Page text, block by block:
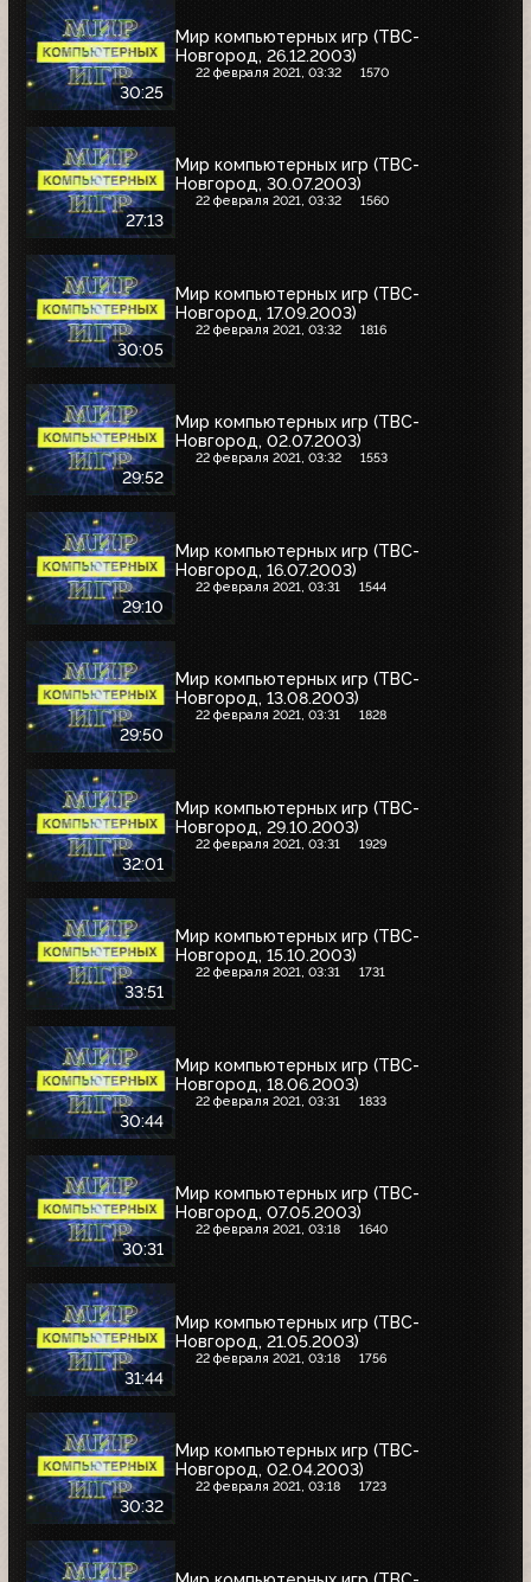
30:25
Мир компьютерных игр (ТВС-
Новгород, 26.12.2003)
22 февраля 2021, 03:32 1570
27:13
Мир компьютерных игр (ТВС-
Новгород, 30.07.2003)
22 февраля 2021, 03:32 1560
30:05
Мир компьютерных игр (ТВС-
Новгород, 17.09.2003)
22 февраля 2021, 03:32 1816
29:52
Мир компьютерных игр (ТВС-
Новгород, 02.07.2003)
22 февраля 2021, 03:32 1553
29:10
Мир компьютерных игр (ТВС-
Новгород, 16.07.2003)
22 февраля 2021, 03:31 1544
29:50
Мир компьютерных игр (ТВС-
Новгород, 13.08.2003)
22 февраля 2021, 03:31 1828
32:01
Мир компьютерных игр (ТВС-
Новгород, 29.10.2003)
22 февраля 2021, 03:31 1929
33:51
Мир компьютерных игр (ТВС-
Новгород, 15.10.2003)
22 февраля 2021, 03:31 1731
30:44
Мир компьютерных игр (ТВС-
Новгород, 18.06.2003)
22 февраля 2021, 03:31 1833
30:31
Мир компьютерных игр (ТВС-
Новгород, 07.05.2003)
22 февраля 2021, 03:18 1640
31:44
Мир компьютерных игр (ТВС-
Новгород, 21.05.2003)
22 февраля 2021, 03:18 1756
30:32
Мир компьютерных игр (ТВС-
Новгород, 02.04.2003)
22 февраля 2021, 03:18 1723